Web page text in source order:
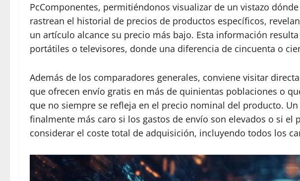
PcComponentes, permitiéndonos visualizar de un vistazo
rastrean el historial de precios de productos específicos,
un artículo alcance su precio más bajo. Esta información
portátiles o televisores, donde una diferencia de cincuenta o
Además de los comparadores generales, conviene visitar
que ofrecen envío gratis en más de quinientas poblaciones o
que no siempre se refleja en el precio nominal del producto.
finalmente más caro si los gastos de envío son elevados o si
considerar el coste total de adquisición, incluyendo todos los